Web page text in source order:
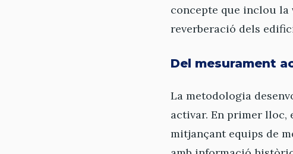
concepte que inclou la
reverberació dels
Del mesurament
La metodologia
activar. En primer lloc,
mitjançant equips de